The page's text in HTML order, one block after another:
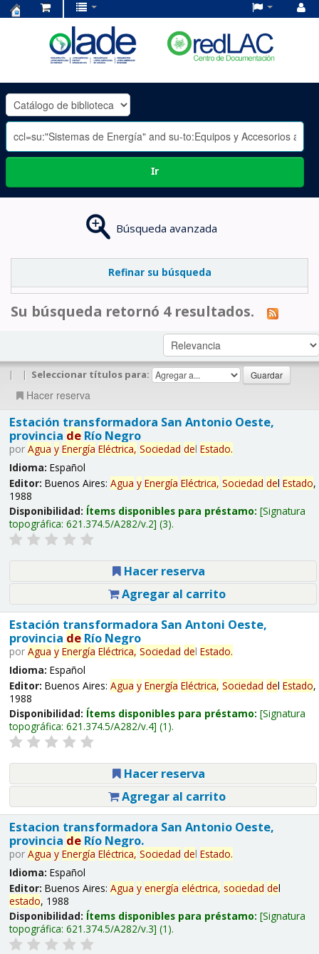
OLADE
-
Ir
Búsqueda avanzada
Refinar su búsqueda
Su búsqueda retornó 4 resultados.
| | Seleccionar títulos para:
Hacer reserva
Estación transformadora San Antonio Oeste,
provincia deRío Negro
por Agua y Energía Eléctrica, Sociedad del Estado.
Idioma: Español
Editor: Buenos Aires: Agua y Energía Eléctrica, Sociedad del Estado,
1988
Disponibilidad: Ítems disponibles para préstamo: Signatura
topográfica: 621.374.5/A282/v.2 (3).
Hacer reserva
Agregar al carrito
Estación transformadora San Antoni Oeste,
provincia deRío Negro
por Agua y Energía Eléctrica, Sociedad del Estado.
Idioma: Español
Editor: Buenos Aires: Agua y Energía Eléctrica, Sociedad del Estado,
1988
Disponibilidad: Ítems disponibles para préstamo: Signatura
topográfica: 621.374.5/A282/v.4 (1).
Hacer reserva
Agregar al carrito
Estacion transformadora San Antonio Oeste,
provincia deRío Negro.
por Agua y Energía Eléctrica, Sociedad del Estado.
Idioma: Español
Editor: Buenos Aires: Agua y energía eléctrica, sociedad del
estado, 1988
Disponibilidad: Ítems disponibles para préstamo: Signatura
topográfica: 621.374.5/A282/v.3 (1).